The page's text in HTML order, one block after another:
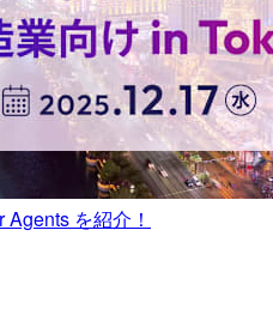
を紹介！